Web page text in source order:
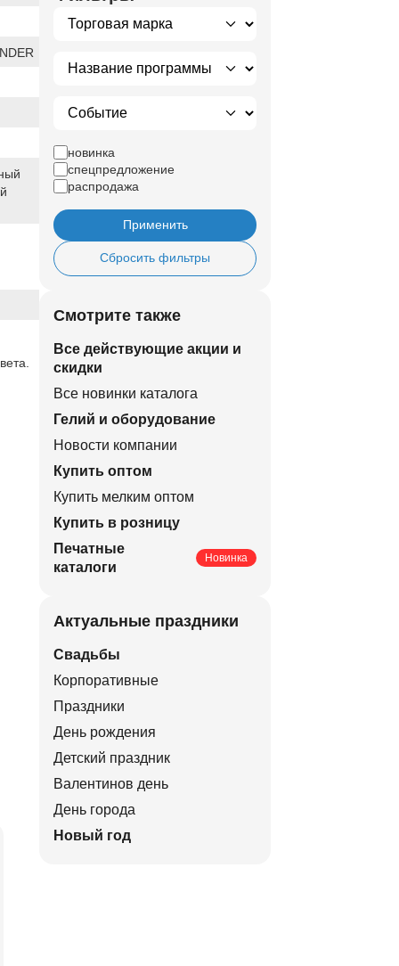
новинка
спецпредложение
распродажа
Применить
Сбросить фильтры
Смотрите также
Все действующие акции и
скидки
Все новинки каталога
Гелий и оборудование
Новости компании
Купить оптом
Купить мелким оптом
Купить в розницу
Печатные
каталоги
Новинка
Актуальные праздники
Свадьбы
Корпоративные
Праздники
День рождения
Детский праздник
Валентинов день
День города
Новый год